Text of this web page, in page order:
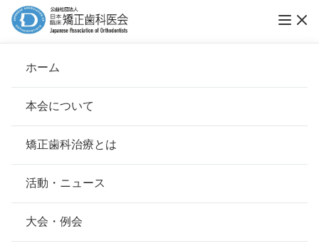
ホーム
本会について
会長挨拶
基本理念
組織について
矯正歯科治療とは
安心して治療を受けていただくための「6つの指針」
安心できる矯正歯科治療契約のための「7つの提言」
活動・ニュース
大会・例会
ホーム 何でも相談
矯正歯科治療は、どこで受けるのがよい
ですか？